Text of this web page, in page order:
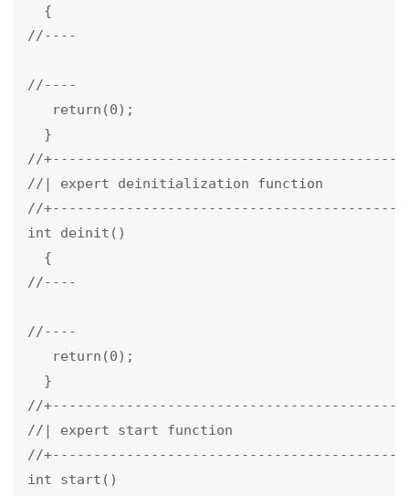
{
//----
//----
return(0);
}
//
//| expert deinitialization function
//
int deinit()
{
//----
//----
return(0);
}
//
//| expert start function
//
int start()